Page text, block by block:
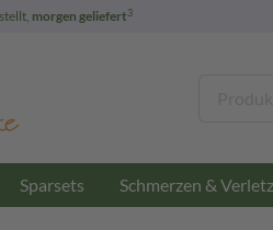
morgen geliefert3
Sparsets Schmerzen &